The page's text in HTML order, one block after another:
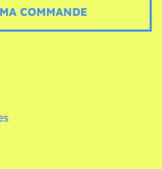
COMMANDE